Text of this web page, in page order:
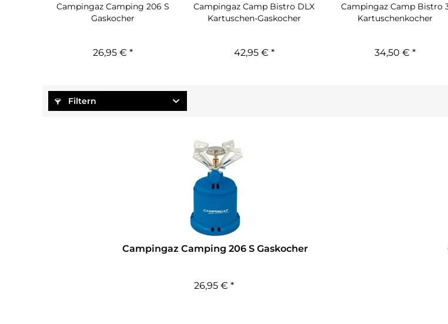
Campingaz Camping 206 S
Gaskocher
26,95 € *
Campingaz Camp Bistro DLX
Kartuschen-Gaskocher
42,95 € *
Campingaz Camp Bistro
Kartuschenkocher
34,50 € *
Filtern
Campingaz Camping 206 S Gaskocher
26,95 € *